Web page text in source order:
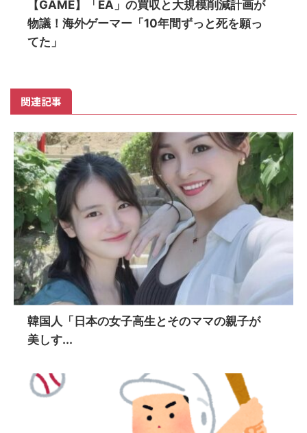
【GAME】「EA」の買収と大規模削減計画が
物議！海外ゲーマー「10年間ずっと死を願っ
てた」
関連記事
韓国人「日本の女子高生とそのママの親子が
美しす...